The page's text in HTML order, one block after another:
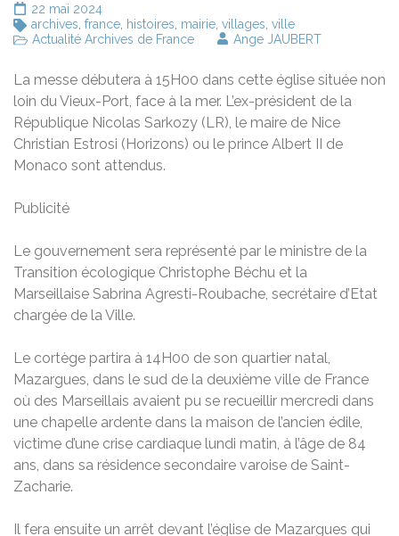
22 mai 2024
archives france histoires mairie villages ville
Actualité Archives de France
Ange JAUBERT
La messe débutera à 15H00 dans cette église située non
loin du Vieux-Port, face à la mer. L’ex-président de la
République Nicolas Sarkozy (LR), le maire de Nice
Christian Estrosi (Horizons) ou le prince Albert II de
Monaco sont attendus.
Publicité
Le gouvernement sera représenté par le ministre de la
Transition écologique Christophe Béchu et la
Marseillaise Sabrina Agresti-Roubache, secrétaire d’Etat
chargée de la Ville.
Le cortège partira à 14H00 de son quartier natal,
Mazargues, dans le sud de la deuxième ville de France
où des Marseillais avaient pu se recueillir mercredi dans
une chapelle ardente dans la maison de l’ancien édile,
victime d’une crise cardiaque lundi matin, à l’âge de 84
ans, dans sa résidence secondaire varoise de Saint-
Zacharie.
Il fera ensuite un arrêt devant l’église de Mazargues qui